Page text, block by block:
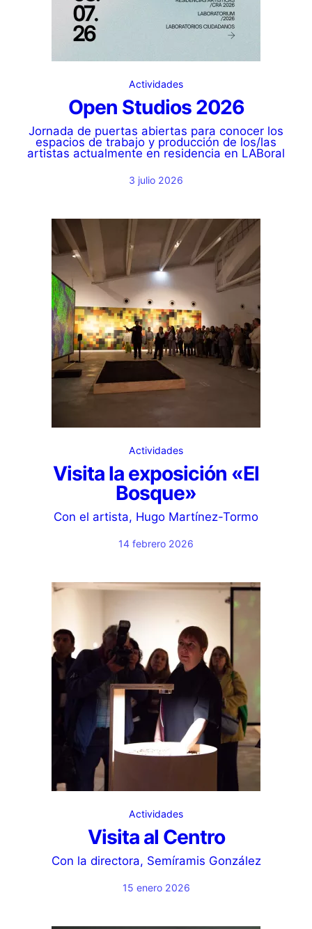
Actividades
Open Studios 2026
Jornada de puertas abiertas para conocer los
espacios de trabajo y producción de los/las
artistas actualmente en residencia en LABoral
3 julio 2026
Actividades
Visita la exposición «El
Bosque»
Con el artista, Hugo Martínez-Tormo
14 febrero 2026
Actividades
Visita al Centro
Con la directora, Semíramis González
15 enero 2026